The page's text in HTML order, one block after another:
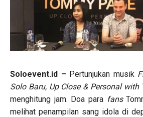
Soloevent.id – Pertunjukan musik
Solo Baru, Up Close & Personal with
menghitung jam. Doa para fans
melihat penampilan sang idola di